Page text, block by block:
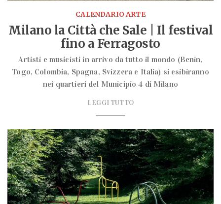
CALENDARIO ARTE
Milano la Città che Sale | Il festival
fino a Ferragosto
Artisti e musicisti in arrivo da tutto il mondo (Benin,
Togo, Colombia, Spagna, Svizzera e Italia) si esibiranno
nei quartieri del Municipio 4 di Milano
LEGGI TUTTO